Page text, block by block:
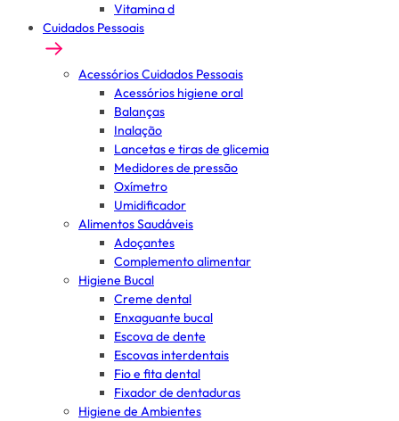
Vitamina d
Cuidados Pessoais
Acessórios Cuidados Pessoais
Acessórios higiene oral
Balanças
Inalação
Lancetas e tiras de glicemia
Medidores de pressão
Oxímetro
Umidificador
Alimentos Saudáveis
Adoçantes
Complemento alimentar
Higiene Bucal
Creme dental
Enxaguante bucal
Escova de dente
Escovas interdentais
Fio e fita dental
Fixador de dentaduras
Higiene de Ambientes